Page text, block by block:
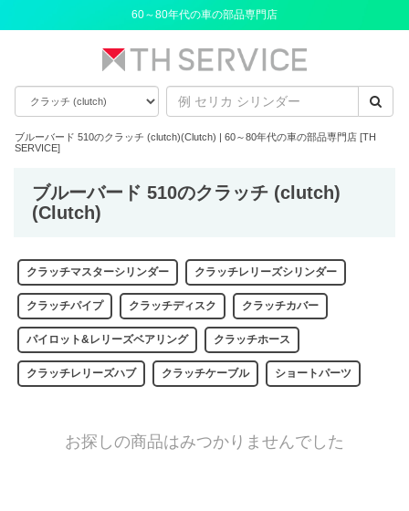
60～80年代の車の部品専門店
ブルーバード 510のクラッチ (clutch)(Clutch) | 60～80年代の車の部品専門店 [TH
SERVICE]
ブルーバード 510のクラッチ (clutch)
(Clutch)
クラッチマスターシリンダー クラッチレリーズシリンダー
クラッチパイプ クラッチディスク クラッチカバー
パイロット&レリーズベアリング クラッチホース
クラッチレリーズハブ クラッチケーブル ショートパーツ
お探しの商品はみつかりませんでした